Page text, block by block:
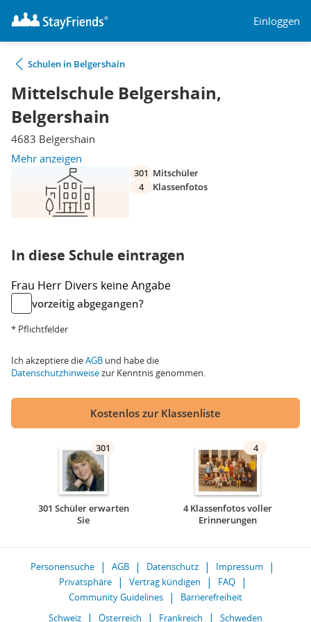
Einloggen
Schulen in Belgershain
Mittelschule Belgershain,
Belgershain
4683 Belgershain
Mehr anzeigen
301 Mitschüler
4
Klassenfotos
In diese Schule eintragen
Frau Herr Divers keine Angabe
vorzeitig abgegangen?
* Pflichtfelder
Ich akzeptiere dieAGB und habe die
Datenschutzhinweisezur Kenntnis genommen.
Kostenlos zur Klassenliste
301
301 Schüler erwarten
Sie
4
4 Klassenfotos voller
Erinnerungen
Personensuche AGB Datenschutz
Impressum
Privatsphäre
Vertrag kündigen
FAQ
Community Guidelines
Barrierefreiheit
Schweiz
Österreich Frankreich Schweden